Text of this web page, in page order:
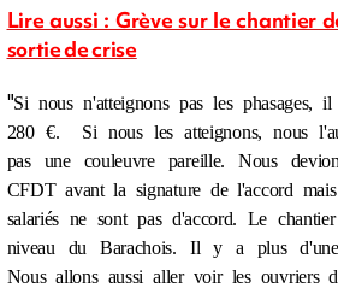
Lire aussi : Grève sur le chantier
sortie de crise
"Si nous n'atteignons pas les phasages,
280 €. Si nous les atteignons, nous
pas une couleuvre pareille. Nous
CFDTavant la signature de l'accord
salariés ne sont pas d'accord. Le
niveau du Barachois. Il y a plus d'une
Nous allons aussi aller voir les ouvriers